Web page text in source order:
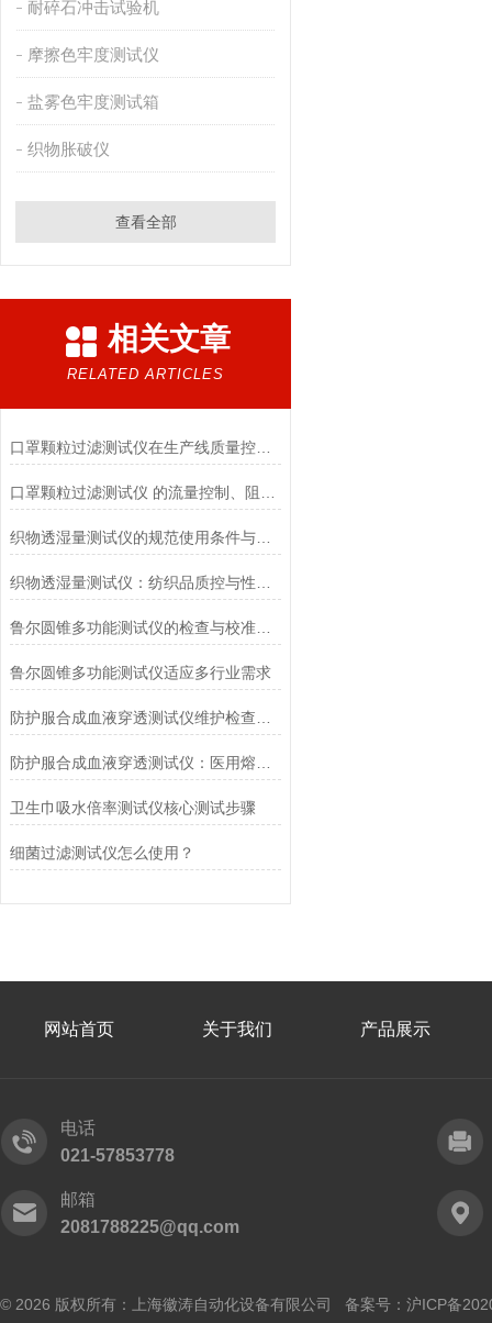
耐碎石冲击试验机
摩擦色牢度测试仪
盐雾色牢度测试箱
织物胀破仪
查看全部
相关文章
RELATED ARTICLES
口罩颗粒过滤测试仪在生产线质量控制与研发筛选中的实战价值
织物透湿量测试仪的规范使用条件与数据保障前提
鲁尔圆锥多功能测试仪的检查与校准流程
鲁尔圆锥多功能测试仪适应多行业需求
卫生巾吸水倍率测试仪核心测试步骤
细菌过滤测试仪怎么使用？
网站首页 关于我们 产品展示
电话
021-57853778
邮箱
2081788225@qq.com
© 2026 版权所有：上海徽涛自动化设备有限公司 备案号： 沪ICP备